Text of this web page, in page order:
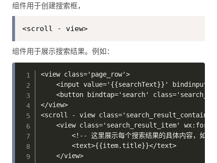
组件用于创建搜索框，
<scroll - view>
组件用于展示搜索结果。例如：
<view class='page_row'>
<input value='{{searchText}}'
<button bindtap='search'
</view>
<scroll - view
<view class='search_result_item'
<!-- 这里展示每个搜索结果的具体内容，如标
        <text>{{item.title}}</text>
    </view>